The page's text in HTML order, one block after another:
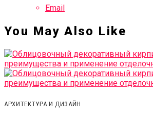
Email
You May Also Like
АРХИТЕКТУРА И ДИЗАЙН